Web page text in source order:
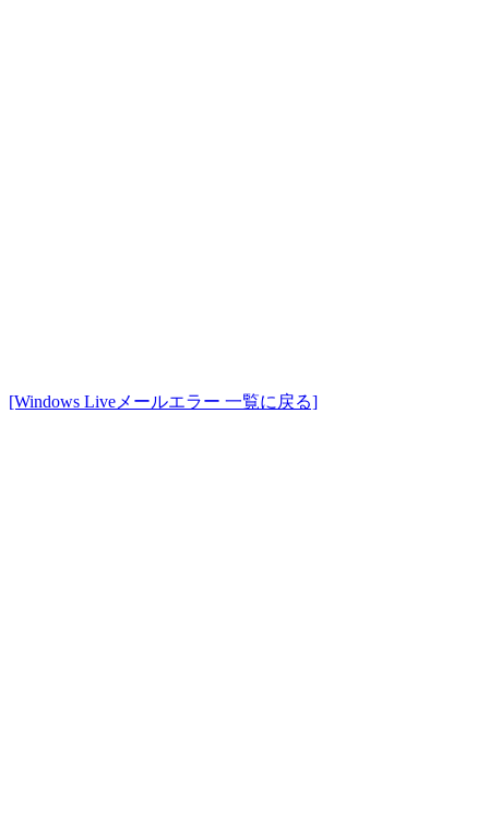
[Windows Liveメールエラー 一覧に戻る]